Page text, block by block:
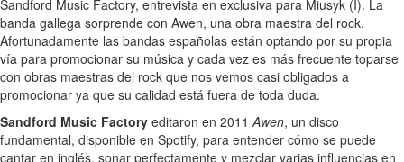
Sandford Music Factory, entrevista en exclusiva para Miusyk (I). La
banda gallega sorprende con Awen, una obra maestra del rock.
Afortunadamente las bandas españolas están optando por su propia
vía para promocionar su música y cada vez es más frecuente toparse
con obras maestras del rock que nos vemos casi obligados a
promocionar ya que su calidad está fuera de toda duda.
Sandford Music Factory editaron en 2011 Awen, un disco
fundamental, disponible en Spotify, para entender cómo se puede
cantar en inglés, sonar perfectamente y mezclar varias influencias en